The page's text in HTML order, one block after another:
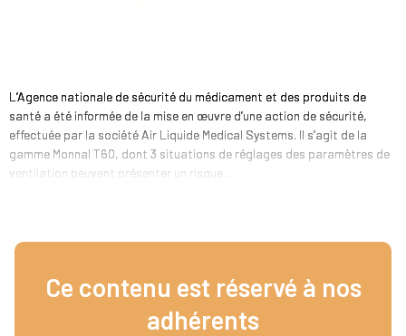
L’Agence nationale de sécurité du médicament et des produits de
santé a été informée de la mise en œuvre d’une action de sécurité,
effectuée par la société Air Liquide Medical Systems. Il s’agit de la
gamme Monnal T60, dont 3 situations de réglages des paramètres de
ventilation peuvent présenter un risque...
Ce contenu est réservé à nos
adhérents​